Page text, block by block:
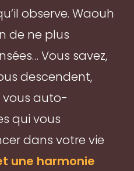
observe. Waouh
de ne plus
Vous savez,
descendent,
vous auto-
qui vous
dans votre vie
une harmonie